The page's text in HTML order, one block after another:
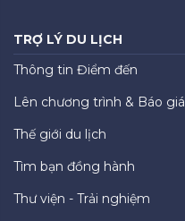
TRỢ LÝ DU LỊCH
Thông tin Điểm đến
Lên chương trình & Báo giá
Thế giới du lịch
Tìm bạn đồng hành
Thư viện - Trải nghiệm